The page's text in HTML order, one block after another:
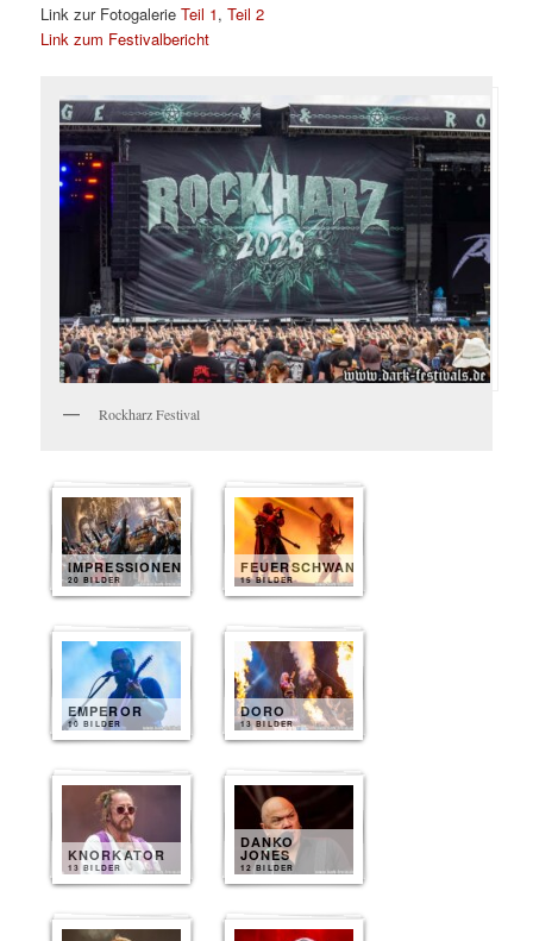
Link zur FotogalerieTeil 1,Teil 2
Link zum Festivalbericht
Rockharz Festival
IMPRESSIONEN
20 BILDER
FEUERSCHWANZ
15 BILDER
EMPEROR
10 BILDER
DORO
13 BILDER
KNORKATOR
13 BILDER
DANKO
JONES
12 BILDER